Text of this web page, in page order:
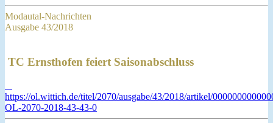
Modautal-Nachrichten
Ausgabe 43/2018
TC Ernsthofen feiert Saisonabschluss
https://ol.wittich.de/titel/2070/ausgabe/43/2018/artikel/
OL-2070-2018-43-43-0